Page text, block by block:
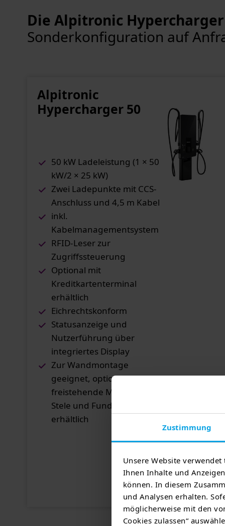
Zustimmung
Unsere Website
Ihnen Inhalte und
können. In diesem
und Analysen erhalten.
möglicherweise mit den
Cookies zulassen“
Die Alpitronic
Sonderkonfiguration auf
Alpitronic
Hypercharger 50
50 kW Ladeleistung (1 × 50
kW/2 × 25 kW)
Zwei Ladepunkte mit CCS-
Anschluss und 4,5 m Kabel
inkl.
Kabelmanagementsystem
RFID-Leser zur
Zugriffssteuerung
Optional mit
Kreditkartenterminal
erhältlich
Eichrechtskonform
Statusanzeige und
Nutzerführung über
integriertes Display
Zur Wandmontage
geeignet, optional für eine
freistehende Montage mit
Stele und Fundament
erhältlich
Jetzt anfragen